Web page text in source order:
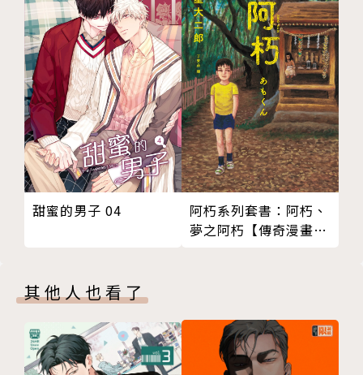
甜蜜的男子 04
阿朽系列套書：阿朽、
夢之阿朽【傳奇漫畫大
其他人也看了